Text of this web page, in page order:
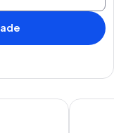
Foxes